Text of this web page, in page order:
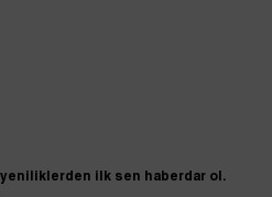
ilk sen haberdar ol.